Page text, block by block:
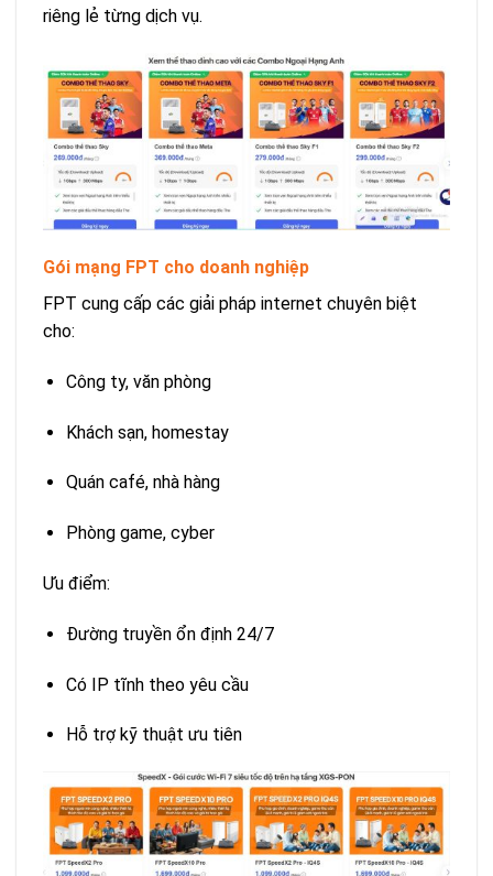
riêng lẻ từng dịch vụ.
Gói mạng FPT cho doanh nghiệp
FPT cung cấp các giải pháp internet chuyên biệt
cho:
Công ty, văn phòng
Khách sạn, homestay
Quán café, nhà hàng
Phòng game, cyber
Ưu điểm:
Đường truyền ổn định 24/7
Có IP tĩnh theo yêu cầu
Hỗ trợ kỹ thuật ưu tiên